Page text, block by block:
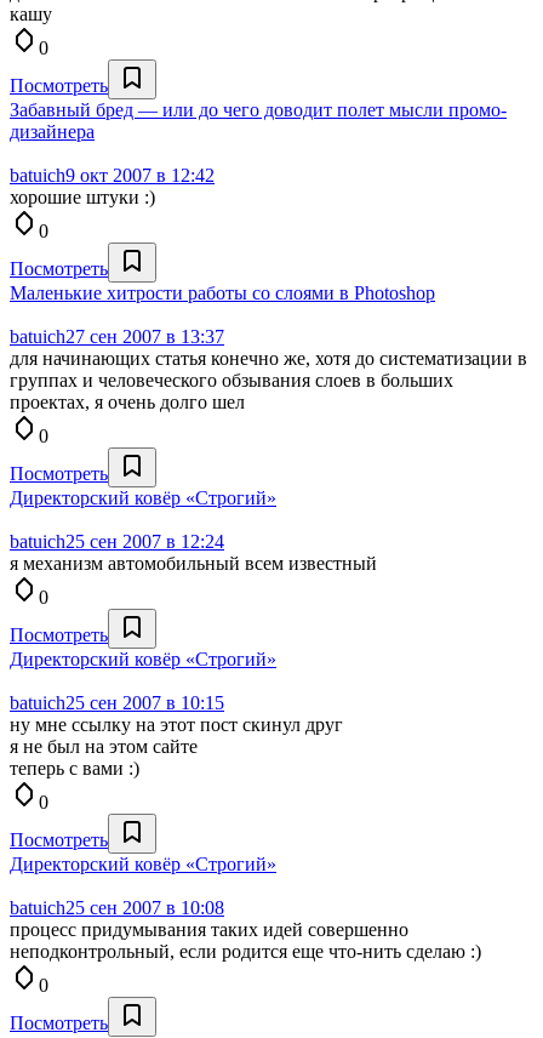
кашу
0
Посмотреть
Забавный бред — или до чего доводит полет мысли промо-
дизайнера
batuich9 окт 2007 в 12:42
хорошие штуки :)
0
Посмотреть
Маленькие хитрости работы со слоями в Photoshop
batuich27 сен 2007 в 13:37
для начинающих статья конечно же, хотя до систематизации в
группах и человеческого обзывания слоев в больших
проектах, я очень долго шел
0
Посмотреть
Директорский ковёр «Строгий»
batuich25 сен 2007 в 12:24
я механизм автомобильный всем известный
0
Посмотреть
Директорский ковёр «Строгий»
batuich25 сен 2007 в 10:15
ну мне ссылку на этот пост скинул друг
я не был на этом сайте
теперь с вами :)
0
Посмотреть
Директорский ковёр «Строгий»
batuich25 сен 2007 в 10:08
процесс придумывания таких идей совершенно
неподконтрольный, если родится еще что-нить сделаю :)
0
Посмотреть